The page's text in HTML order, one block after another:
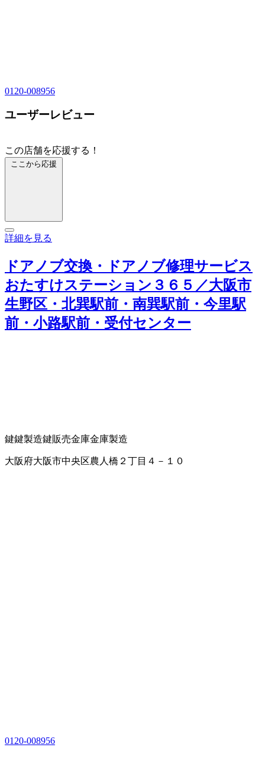
0120-008956
ユーザーレビュー
この店舗を応援する！
ここから応援
詳細を見る
ドアノブ交換・ドアノブ修理サービス
おたすけステーション３６５／大阪市
生野区・北巽駅前・南巽駅前・今里駅
前・小路駅前・受付センター
鍵鍵製造鍵販売金庫金庫製造
大阪府大阪市中央区農人橋２丁目４－１０
0120-008956